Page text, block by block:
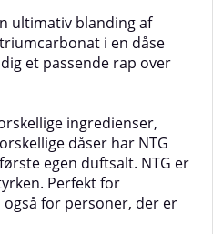
ultimativ blanding af
i en dåse
et passende rap over
ingredienser,
dåser har NTG
egen duftsalt. NTG er
Perfekt for
for personer, der er